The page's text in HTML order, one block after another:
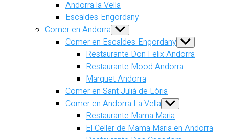
Andorra la Vella
Escaldes-Engordany
Comer en Andorra Show
sub
menu
Comer en Escaldes-Engordany Show
sub
menu
Restaurante Don Felix Andorra
Restaurante Mood Andorra
Marquet Andorra
Comer en Sant Julià de Lòria
Comer en Andorra La Vella Show
sub
menu
Restaurante Mama Maria
El Celler de Mama Maria en Andorra